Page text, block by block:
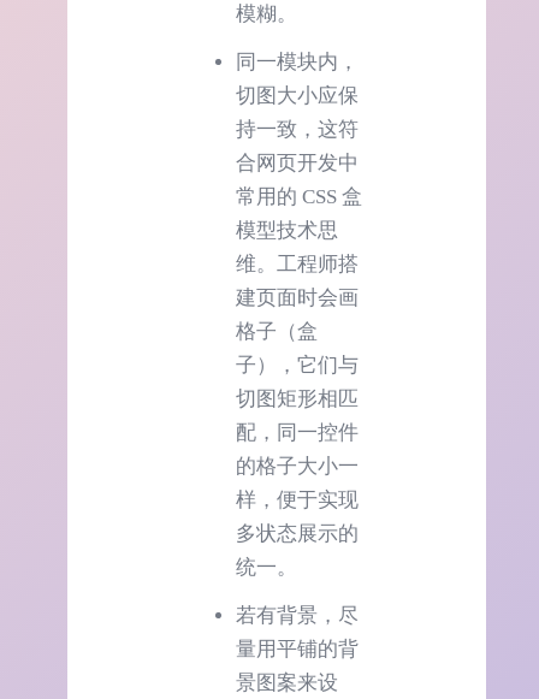
模糊。
同一模块内，
切图大小应保
持一致，这符
合网页开发中
常用的 CSS 盒
模型技术思
维。工程师搭
建页面时会画
格子（盒
子），它们与
切图矩形相匹
配，同一控件
的格子大小一
样，便于实现
多状态展示的
统一。
若有背景，尽
量用平铺的背
景图案来设